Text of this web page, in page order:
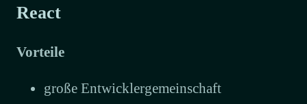
React
Vorteile
große Entwicklergemeinschaft